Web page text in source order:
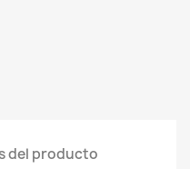
del producto